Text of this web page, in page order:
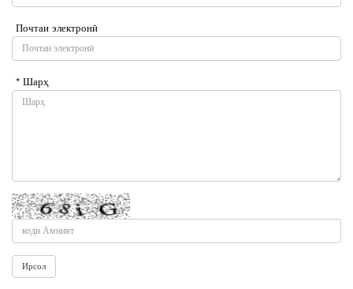
Почтаи электронӣ
* Шарҳ